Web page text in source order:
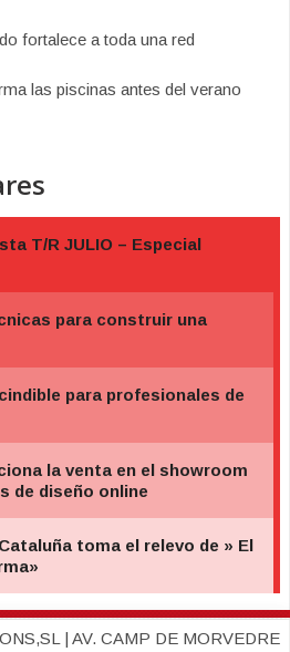
fortalece a toda una red
las piscinas antes del verano
| AV. CAMP DE MORVEDRE